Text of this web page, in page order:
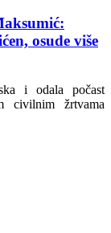
osude više
i odala počast
civilnim žrtvama